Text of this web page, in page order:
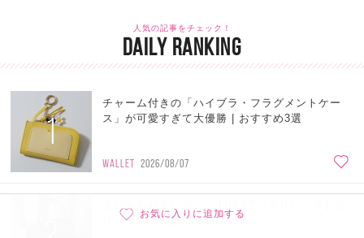
お気に入りに追加する
人気の記事をチェック！
DAILY RANKING
1
チャーム付きの「ハイブラ・フラグメントケー
ス」が可愛すぎて大優勝 | おすすめ3選
WALLET 2026/08/07
まだ知られていない!!【NEXTバズりバッグ】注
目ブランド6選